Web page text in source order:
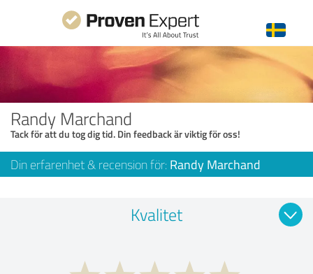
Randy Marchand
Tack för att du tog dig tid. Din feedback är viktig för oss!
Din erfarenhet & recension för: Randy Marchand
Kvalitet